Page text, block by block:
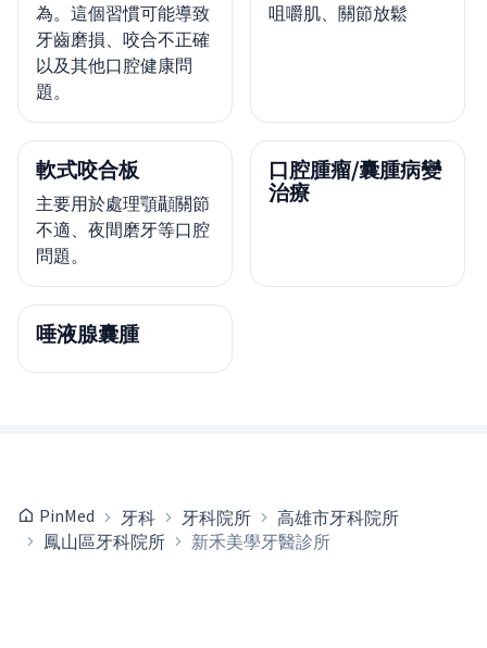
為。這個習慣可能導致
牙齒磨損、咬合不正確
以及其他口腔健康問
題。
咀嚼肌、關節放鬆
軟式咬合板
主要用於處理顎顳關節
不適、夜間磨牙等口腔
問題。
口腔腫瘤/囊腫病變
治療
唾液腺囊腫
PinMed 牙科 牙科院所
高雄市牙科院所
鳳山區牙科院所
新禾美學牙醫診所